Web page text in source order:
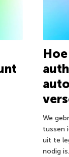
We
tussen
uit te
nodig is.